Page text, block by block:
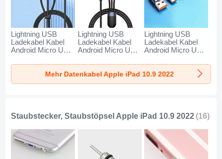
Lightning USB
Ladekabel Kabel
Android Micro USB
für Apple iPad 10.9
2022 Schwarz
Lightning USB
Ladekabel Kabel
Android Micro USB
für Apple iPad 10.9
2022 Schwarz
Lightning USB
Ladekabel Kabel
Android Micro USB
Apple iPad 10.9
2022 Schwarz
Mehr Datenkabel Apple iPad 10.9 2022
Staubstecker, Staubstöpsel Apple iPad 10.9 2022 (16)